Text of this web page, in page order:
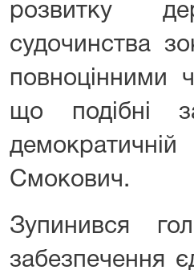
розвитку
судочинства
повноцінними
що подібні
Смокович.
Зупинився
забезпечення